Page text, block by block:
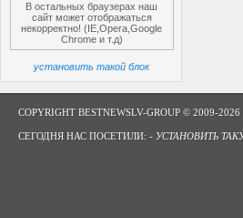
В остальных браузерах наш
сайт может отображаться
некорректно! (IE,Opera,Google
Chrome и т.д)
установить такой блок
COPYRIGHT BESTNEWSLV-GROUP © 2009-2026
СЕГОДНЯ НАС ПОСЕТИЛИ: - УСТАНОВИТЬ